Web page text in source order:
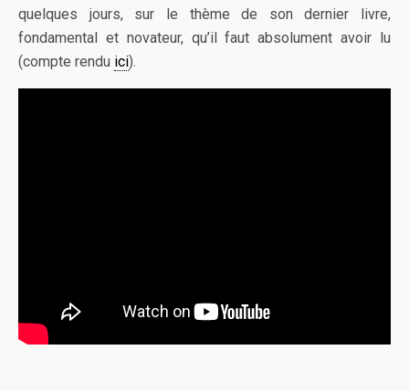
quelques jours, sur le thème de son dernier livre,
fondamental et novateur, qu’il faut absolument avoir lu
(compte rendu ici).